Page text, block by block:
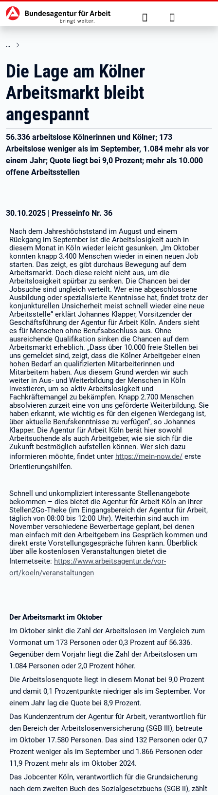
zu den Hauptinhalten springen
Hauptnavigation Suche Anmelden
Die Lage am Kölner
Arbeitsmarkt bleibt
angespannt
56.336 arbeitslose Kölnerinnen und Kölner; 173
Arbeitslose weniger als im September, 1.084 mehr als vor
einem Jahr; Quote liegt bei 9,0 Prozent; mehr als 10.000
offene Arbeitsstellen
30.10.2025 | Presseinfo Nr. 36
Nach dem Jahreshöchststand im August und einem
Rückgang im September ist die Arbeitslosigkeit auch in
diesem Monat in Köln wieder leicht gesunken. „Im Oktober
konnten knapp 3.400 Menschen wieder in einen neuen Job
starten. Das zeigt, es gibt durchaus Bewegung auf dem
Arbeitsmarkt. Doch diese reicht nicht aus, um die
Arbeitslosigkeit spürbar zu senken. Die Chancen bei der
Jobsuche sind ungleich verteilt. Wer eine abgeschlossene
Ausbildung oder spezialisierte Kenntnisse hat, findet trotz der
konjunkturellen Unsicherheit meist schnell wieder eine neue
Arbeitsstelle“ erklärt Johannes Klapper, Vorsitzender der
Geschäftsführung der Agentur für Arbeit Köln. Anders sieht
es für Menschen ohne Berufsabschluss aus. Ohne
ausreichende Qualifikation sinken die Chancen auf dem
Arbeitsmarkt erheblich. „Dass über 10.000 freie Stellen bei
uns gemeldet sind, zeigt, dass die Kölner Arbeitgeber einen
hohen Bedarf an qualifizierten Mitarbeiterinnen und
Mitarbeitern haben. Aus diesem Grund werden wir auch
weiter in Aus- und Weiterbildung der Menschen in Köln
investieren, um so aktiv Arbeitslosigkeit und
Fachkräftemangel zu bekämpfen. Knapp 2.700 Menschen
absolvieren zurzeit eine von uns geförderte Weiterbildung. Sie
haben erkannt, wie wichtig es für den eigenen Werdegang ist,
über aktuelle Berufskenntnisse zu verfügen“, so Johannes
Klapper. Die Agentur für Arbeit Köln berät hier sowohl
Arbeitsuchende als auch Arbeitgeber, wie sie sich für die
Zukunft bestmöglich aufstellen können. Wer sich dazu
informieren möchte, findet unter https://mein-now.de/ erste
Orientierungshilfen.
Schnell und unkompliziert interessante Stellenangebote
bekommen – dies bietet die Agentur für Arbeit Köln an ihrer
Stellen2Go-Theke (im Eingangsbereich der Agentur für Arbeit,
täglich von 08:00 bis 12:00 Uhr). Weiterhin sind auch im
November verschiedene Bewerbertage geplant, bei denen
man einfach mit den Arbeitgebern ins Gespräch kommen und
direkt erste Vorstellungsgespräche führen kann. Überblick
über alle kostenlosen Veranstaltungen bietet die
Internetseite: https://www.arbeitsagentur.de/vor-
ort/koeln/veranstaltungen
Der Arbeitsmarkt im Oktober
Im Oktober sinkt die Zahl der Arbeitslosen im Vergleich zum
Vormonat um 173 Personen oder 0,3 Prozent auf 56.336.
Gegenüber dem Vorjahr liegt die Zahl der Arbeitslosen um
1.084 Personen oder 2,0 Prozent höher.
Die Arbeitslosenquote liegt in diesem Monat bei 9,0 Prozent
und damit 0,1 Prozentpunkte niedriger als im September. Vor
einem Jahr lag die Quote bei 8,9 Prozent.
Das Kundenzentrum der Agentur für Arbeit, verantwortlich für
den Bereich der Arbeitslosenversicherung (SGB III), betreute
im Oktober 17.580 Personen. Das sind 132 Personen oder 0,7
Prozent weniger als im September und 1.866 Personen oder
11,9 Prozent mehr als im Oktober 2024.
Das Jobcenter Köln, verantwortlich für die Grundsicherung
nach dem zweiten Buch des Sozialgesetzbuchs (SGB II), zählt